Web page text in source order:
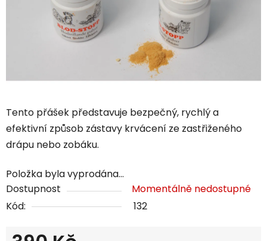
Tento přášek představuje bezpečný, rychlý a
efektivní způsob zástavy krvácení ze zastřiženého
drápu nebo zobáku.
Položka byla vyprodána…
Dostupnost
Momentálně nedostupné
Kód:
132